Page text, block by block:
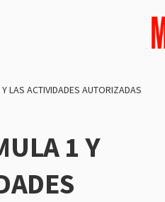
LAS ACTIVIDADES AUTORIZADAS
1 Y